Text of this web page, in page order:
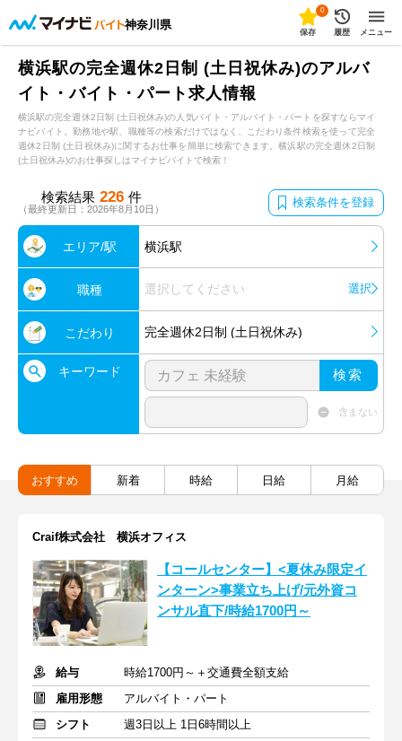
神奈川県
0
保存 履歴 メニュー
横浜駅の完全週休2日制 (土日祝休み)のアルバ
イト・バイト・パート求人情報
横浜駅の完全週休2日制 (土日祝休み)の人気バイト・アルバイト・パートを探すならマイ
ナビバイト。勤務地や駅、職種等の検索だけではなく、こだわり条件検索を使って完全
週休2日制 (土日祝休み)に関するお仕事を簡単に検索できます。横浜駅の完全週休2日制
(土日祝休み)のお仕事探しはマイナビバイトで検索！
検索結果 226 件
（最終更新日：2026年8月10日） 検索条件を登録
エリア/駅 横浜駅
職種 選択してください 選択
こだわり 完全週休2日制 (土日祝休み)
キーワード 検索
含まない
おすすめ 新着 時給 日給 月給
Craif株式会社 横浜オフィス
【コールセンター】<夏休み限定イ
ンターン>事業立ち上げ/元外資コ
ンサル直下/時給1700円～
給与
時給1700円～＋交通費全額支給
雇用形態
アルバイト・パート
シフト
週3日以上 1日6時間以上